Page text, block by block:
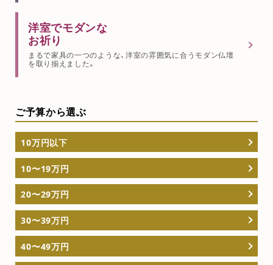
洋室でモダンな
お祈り
まるで家具の一つのような、洋室の雰囲気に合うモダン仏壇
を取り揃えました。
ご予算から選ぶ
10万円以下
10〜19万円
20〜29万円
30〜39万円
40〜49万円